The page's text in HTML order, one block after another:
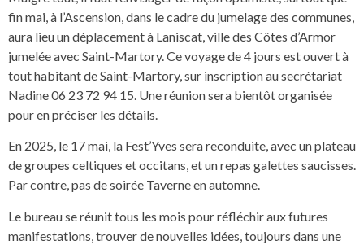
fin mai, à l’Ascension, dans le cadre du jumelage des communes,
aura lieu un déplacement à Laniscat, ville des Côtes d’Armor
jumelée avec Saint-Martory. Ce voyage de 4 jours est ouvert à
tout habitant de Saint-Martory, sur inscription au secrétariat
Nadine 06 23 72 94 15. Une réunion sera bientôt organisée
pour en préciser les détails.
En 2025, le 17 mai, la Fest’Yves sera reconduite, avec un plateau
de groupes celtiques et occitans, et un repas galettes saucisses.
Par contre, pas de soirée Taverne en automne.
Le bureau se réunit tous les mois pour réfléchir aux futures
manifestations, trouver de nouvelles idées, toujours dans une